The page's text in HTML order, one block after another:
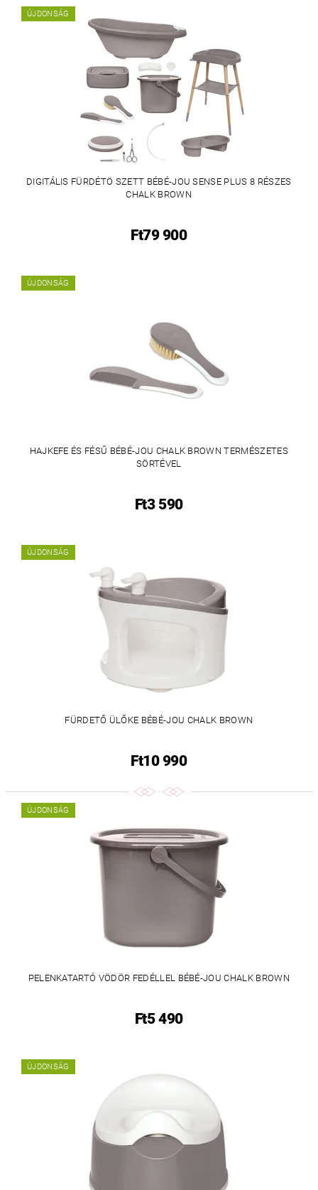
ÚJDONSÁG
DIGITÁLIS FÜRDÉTÖ SZETT BÉBÉ-JOU SENSE PLUS 8 RÉSZES
CHALK BROWN
Ft79 900
ÚJDONSÁG
HAJKEFE ÉS FÉSŰ BÉBÉ-JOU CHALK BROWN TERMÉSZETES
SÖRTÉVEL
Ft3 590
ÚJDONSÁG
FÜRDETŐ ÜLŐKE BÉBÉ-JOU CHALK BROWN
Ft10 990
ÚJDONSÁG
PELENKATARTÓ VÖDÖR FEDÉLLEL BÉBÉ-JOU CHALK BROWN
Ft5 490
ÚJDONSÁG